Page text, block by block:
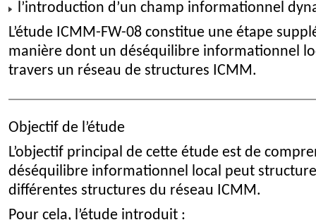
l’introduction d’un champ informationnel
L’étude ICMM-FW-08 constitue une étape
manière dont un déséquilibre informationnel
travers un réseau de structures ICMM.
Objectif de l’étude
L’objectif principal de cette étude est de
déséquilibre informationnel local peut
différentes structures du réseau ICMM.
Pour cela, l’étude introduit :